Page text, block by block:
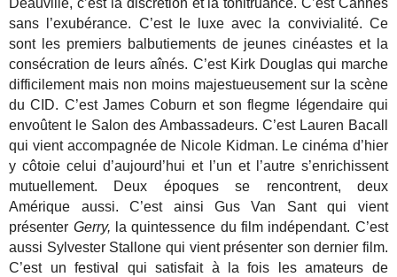
Deauville, c’est la discrétion et la tonitruance. C’est Cannes
sans l’exubérance. C’est le luxe avec la convivialité. Ce
sont les premiers balbutiements de jeunes cinéastes et la
consécration de leurs aînés. C’est Kirk Douglas qui marche
difficilement mais non moins majestueusement sur la scène
du CID. C’est James Coburn et son flegme légendaire qui
envoûtent le Salon des Ambassadeurs. C’est Lauren Bacall
qui vient accompagnée de Nicole Kidman. Le cinéma d’hier
y côtoie celui d’aujourd’hui et l’un et l’autre s’enrichissent
mutuellement. Deux époques se rencontrent, deux
Amérique aussi. C’est ainsi Gus Van Sant qui vient
présenter Gerry, la quintessence du film indépendant. C’est
aussi Sylvester Stallone qui vient présenter son dernier film.
C’est un festival qui satisfait à la fois les amateurs de